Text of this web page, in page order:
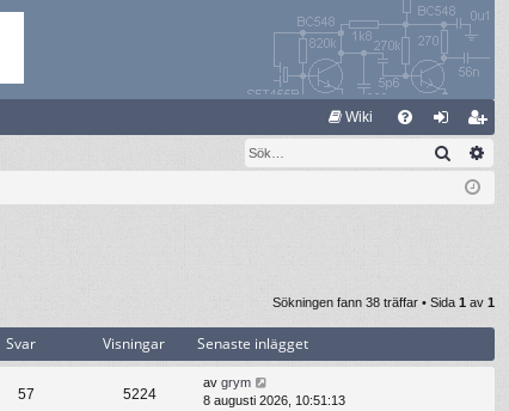
Wiki
og li
m
m
Sök
Sökningen fann 38 träffar • Sida1 av 1
Svar Visningar Senaste inlägget
57 5224
av grym
8 augusti 2026, 10:51:13